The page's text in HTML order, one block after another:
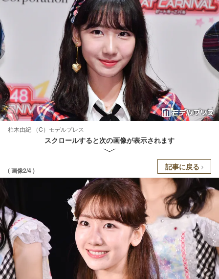
柏木由紀 （C）モデルプレス
スクロールすると次の画像が表示されます
( 画像2/4 ) 記事に戻る